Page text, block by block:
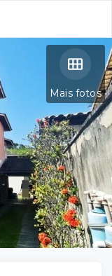
Mais fotos